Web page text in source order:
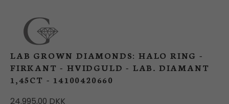
LAB GROWN DIAMONDS: HALO RING -
FIRKANT - HVIDGULD - LAB. DIAMANT
1,45CT - 14100420660
24.995,00 DKK